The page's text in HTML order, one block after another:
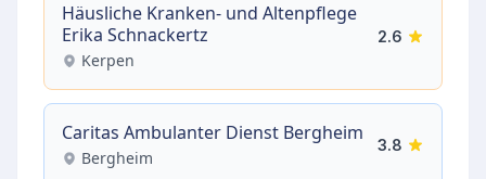
Häusliche Kranken- und Altenpflege
Erika Schnackertz
Kerpen
2.6
Caritas Ambulanter Dienst Bergheim
Bergheim
3.8